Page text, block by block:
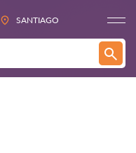
SANTIAGO